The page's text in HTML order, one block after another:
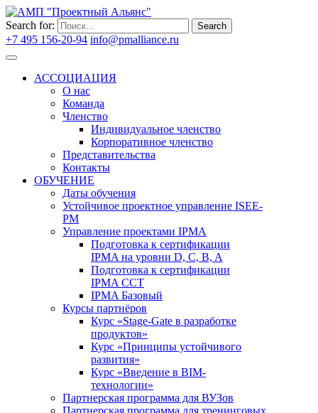
Search for: Search
+7 495 156-20-94 info@pmalliance.ru
АССОЦИАЦИЯ
О нас
Команда
Членство
Индивидуальное членство
Корпоративное членство
Представительства
Контакты
ОБУЧЕНИЕ
Даты обучения
Устойчивое проектное управление ISEE-
PM
Управление проектами IPMA
Подготовка к сертификации
IPMA на уровни D, C, B, A
Подготовка к сертификации
IPMA CCT
IPMA Базовый
Курсы партнёров
Курс «Stage-Gate в разработке
продуктов»
Курс «Принципы устойчивого
развития»
Курс «Введение в BIM-
технологии»
Партнерская программа для ВУЗов
Партнерская программа для тренинговых